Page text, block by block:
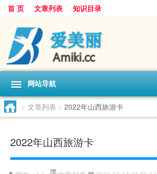
首 页 文章列表 知识目录
网站导航
> 文章列表 > 2022年山西旅游卡
2022年山西旅游卡